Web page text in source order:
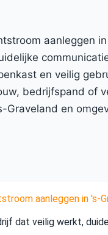
aanleggen
en veilig
bedrijfspand of
Graveland en
aanleggen in 's-
dat veilig werkt,